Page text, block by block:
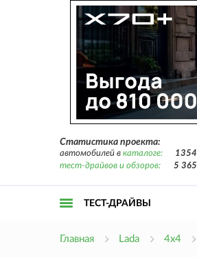
Статистика проекта:
автомобилей в каталоге:
1354
тест-драйвов и обзоров:
5 365
ТЕСТ-ДРАЙВЫ
Главная Lada 4x4